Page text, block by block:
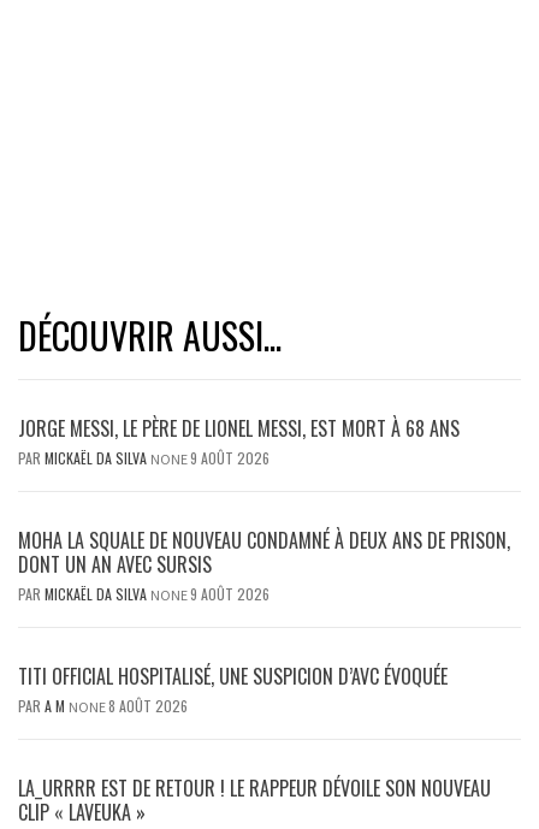
DÉCOUVRIR AUSSI...
JORGE MESSI, LE PÈRE DE LIONEL MESSI, EST MORT À 68 ANS
PAR MICKAËL DA SILVA NONE9 AOÛT 2026
MOHA LA SQUALE DE NOUVEAU CONDAMNÉ À DEUX ANS DE PRISON,
DONT UN AN AVEC SURSIS
PAR MICKAËL DA SILVA NONE9 AOÛT 2026
TITI OFFICIAL HOSPITALISÉ, UNE SUSPICION D’AVC ÉVOQUÉE
PAR A M NONE8 AOÛT 2026
LA_URRRR EST DE RETOUR ! LE RAPPEUR DÉVOILE SON NOUVEAU
CLIP « LAVEUKA »